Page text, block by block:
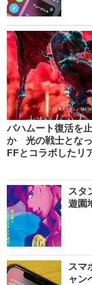
バハムート復活を
か 光の戦士となっ
FFとコラボしたリ
スタ
遊園
スマ
ャン